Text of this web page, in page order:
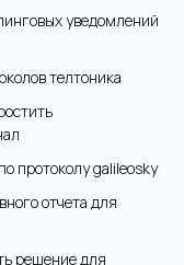
уведомлений
телтоника
протоколу galileosky
отчета для
решение для